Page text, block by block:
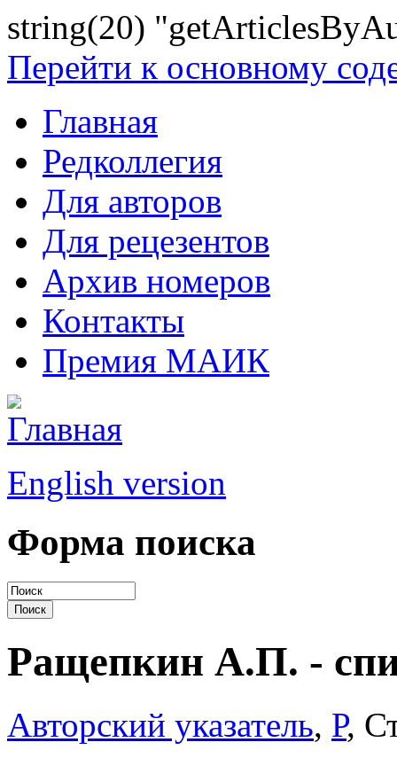
string(20)
Перейти к основному
Главная
Редколлегия
Для авторов
Для рецезентов
Архив номеров
Контакты
Премия МАИК
English version
Форма поиска
Ращепкин А.П. -
Авторский указатель, Р,